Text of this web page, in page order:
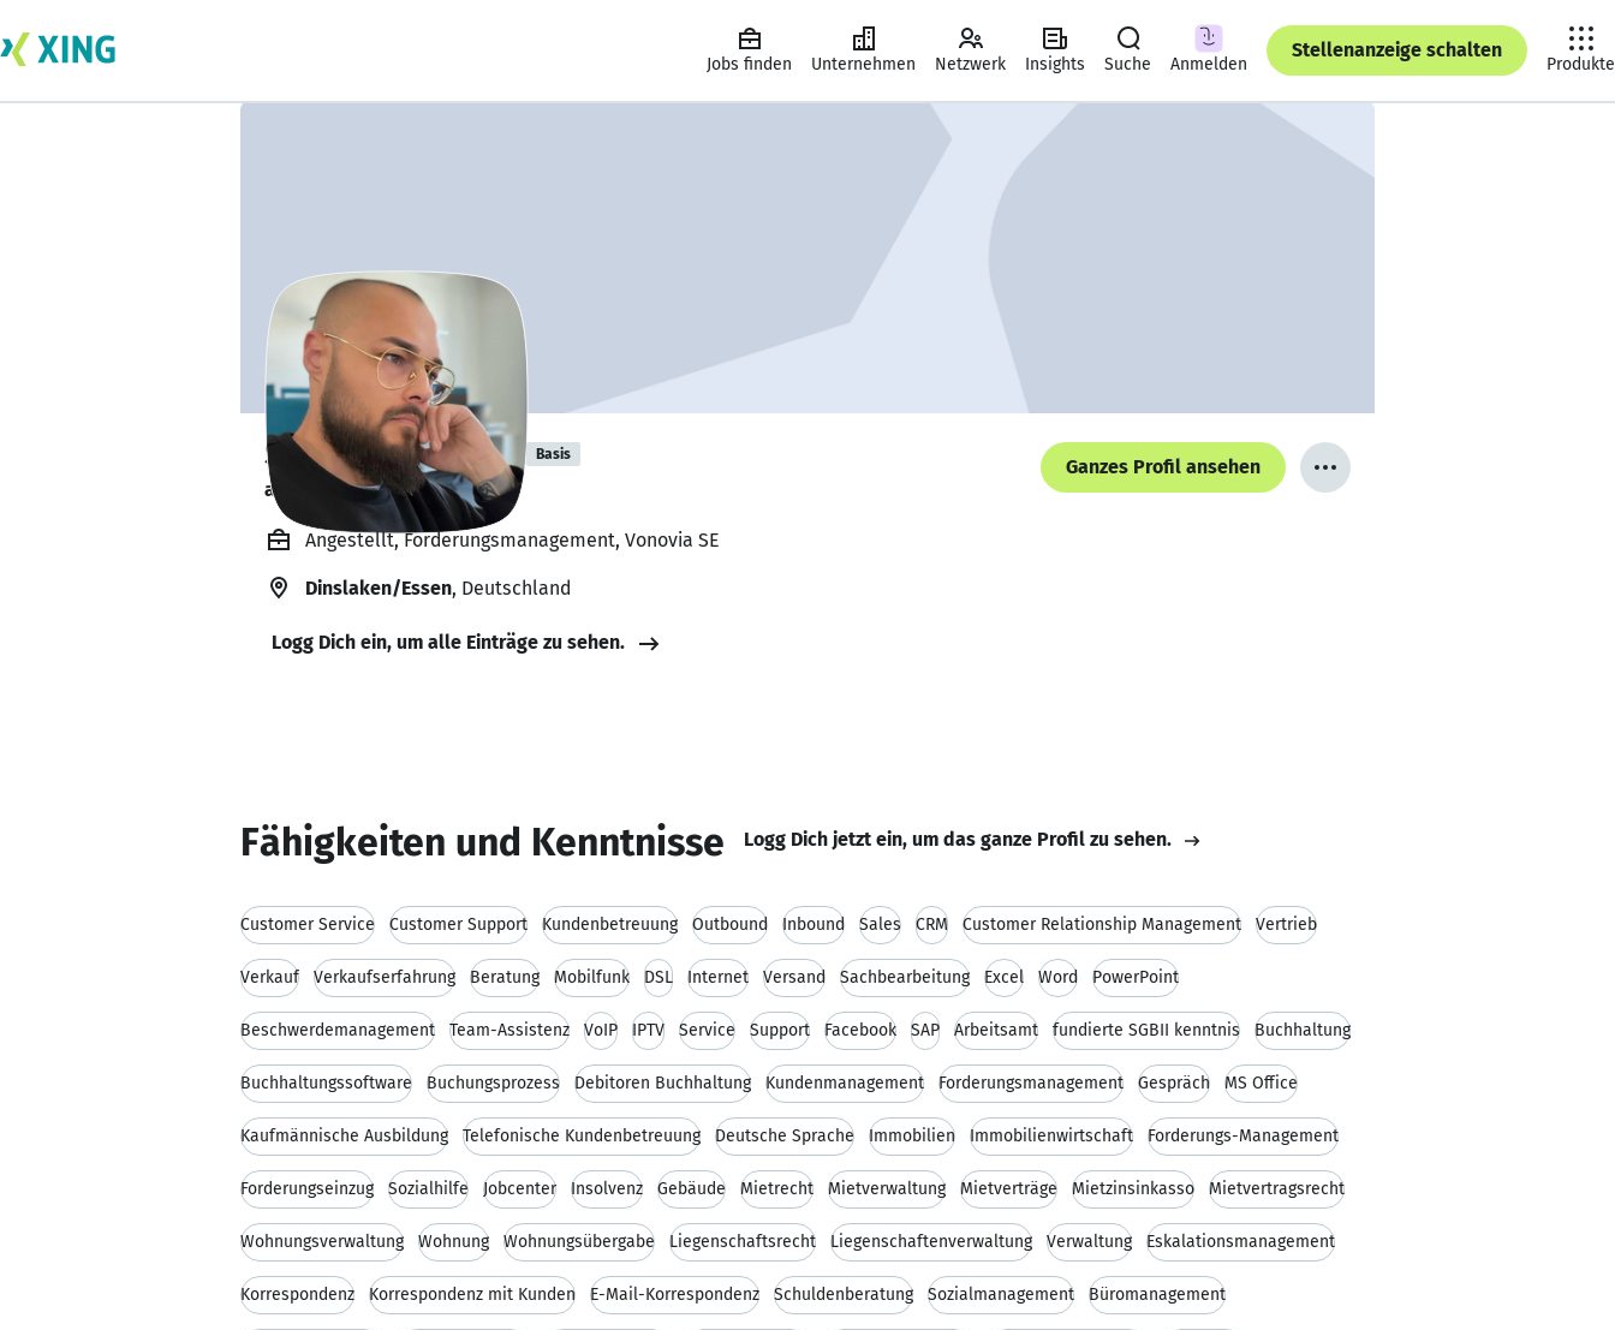
Jobs finden Unternehmen Netzwerk Insights Suche Anmelden
Stellenanzeige schalten
Produkte
Sebastian Zinsel Basis
arbeitet von zu Hause. 🏡
Ganzes Profil ansehen
Angestellt, Forderungsmanagement, Vonovia SE
Dinslaken/Essen, Deutschland
Logg Dich ein, um alle Einträge zu sehen.
Fähigkeiten und Kenntnisse Logg Dich jetzt ein, um das ganze Profil zu sehen.
Customer Service Customer Support Kundenbetreuung Outbound Inbound Sales CRM Customer Relationship Management Vertrieb
Verkauf Verkaufserfahrung Beratung Mobilfunk DSL Internet Versand Sachbearbeitung Excel Word PowerPoint
Beschwerdemanagement Team-Assistenz VoIP IPTV Service Support Facebook SAP Arbeitsamt fundierte SGBII kenntnis Buchhaltung
Buchhaltungssoftware Buchungsprozess Debitoren Buchhaltung Kundenmanagement Forderungsmanagement Gespräch MS Office
Kaufmännische Ausbildung Telefonische Kundenbetreuung Deutsche Sprache Immobilien Immobilienwirtschaft Forderungs-Management
Forderungseinzug Sozialhilfe Jobcenter Insolvenz Gebäude Mietrecht Mietverwaltung Mietverträge Mietzinsinkasso Mietvertragsrecht
Wohnungsverwaltung Wohnung Wohnungsübergabe Liegenschaftsrecht Liegenschaftenverwaltung Verwaltung Eskalationsmanagement
Korrespondenz Korrespondenz mit Kunden E-Mail-Korrespondenz Schuldenberatung Sozialmanagement Büromanagement